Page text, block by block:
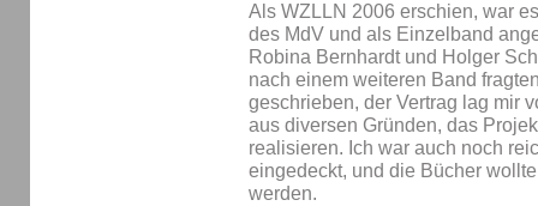
Als WZLLN 2006 erschien, war
des MdV und als Einzelband
Robina Bernhardt und Holger
nach einem weiteren Band
geschrieben, der Vertrag lag mir
aus diversen Gründen, das
realisieren. Ich war auch noch
eingedeckt, und die Bücher
werden.